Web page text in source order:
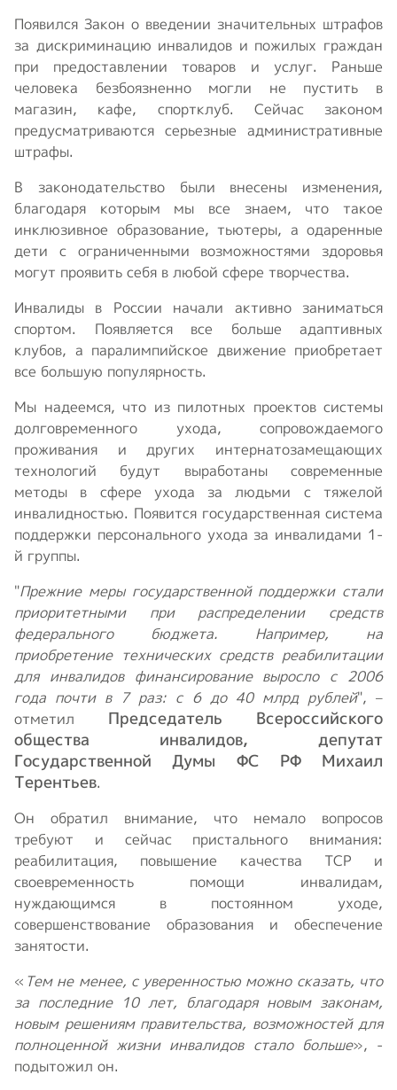
Появился Закон о введении значительных штрафов
за дискриминацию инвалидов и пожилых граждан
при предоставлении товаров и услуг. Раньше
человека безбоязненно могли не пустить в
магазин, кафе, спортклуб. Сейчас законом
предусматриваются серьезные административные
штрафы.
В законодательство были внесены изменения,
благодаря которым мы все знаем, что такое
инклюзивное образование, тьютеры, а одаренные
дети с ограниченными возможностями здоровья
могут проявить себя в любой сфере творчества.
Инвалиды в России начали активно заниматься
спортом. Появляется все больше адаптивных
клубов, а паралимпийское движение приобретает
все большую популярность.
Мы надеемся, что из пилотных проектов системы
долговременного ухода, сопровождаемого
проживания и других интернатозамещающих
технологий будут выработаны современные
методы в сфере ухода за людьми с тяжелой
инвалидностью. Появится государственная система
поддержки персонального ухода за инвалидами 1-
й группы.
"Прежние меры государственной поддержки стали
приоритетными при распределении средств
федерального бюджета. Например, на
приобретение технических средств реабилитации
для инвалидов финансирование выросло с 2006
года почти в 7 раз: с 6 до 40 млрд рублей", –
отметил Председатель Всероссийского
общества инвалидов, депутат
Государственной Думы ФС РФ Михаил
Терентьев.
Он обратил внимание, что немало вопросов
требуют и сейчас пристального внимания:
реабилитация, повышение качества ТСР и
своевременность помощи инвалидам,
нуждающимся в постоянном уходе,
совершенствование образования и обеспечение
занятости.
« Тем не менее, с уверенностью можно сказать, что
за последние 10 лет, благодаря новым законам,
новым решениям правительства, возможностей для
полноценной жизни инвалидов стало больше», -
подытожил он.